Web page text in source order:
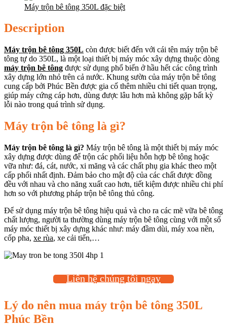
Máy trộn bê tông 350L đặc biệt
Description
Máy trộn bê tông 350L còn được biết đến với cái tên máy trộn bê
tông tự do 350L, là một loại thiết bị máy móc xây dựng thuộc dòng
máy trộn bê tông được sử dụng phổ biến ở hầu hết các công trình
xây dựng lớn nhỏ trên cả nước. Khung sườn của máy trộn bê tông
cung cấp bởi Phúc Bền được gia cố thêm nhiều chi tiết quan trọng,
giúp máy cứng cáp hơn, dùng được lâu hơn mà không gặp bất kỳ
lỗi nào trong quá trình sử dụng.
Máy trộn bê tông là gì?
Máy trộn bê tông là gì? Máy trộn bê tông là một thiết bị máy móc
xây dựng được dùng để trộn các phối liệu hỗn hợp bê tông hoặc
vữa như: đá, cát, nước, xi măng và các chất phụ gia khác theo một
cấp phối nhất định. Đảm bảo cho mật độ của các chất được đồng
đều với nhau và cho năng xuất cao hơn, tiết kiệm được nhiều chi phí
hơn so với phương pháp trộn bê tông thủ công.
Để sử dụng máy trộn bê tông hiệu quả và cho ra các mẽ vữa bê tông
chất lượng, người ta thường dùng máy trộn bê tông cùng với một số
máy móc thiết bị xây dựng khác như: máy đầm dùi, máy xoa nền,
cốp pha, xe rùa, xe cải tiến,…
Liên hệ chúng tôi ngay
Lý do nên mua máy trộn bê tông 350L
Phúc Bền